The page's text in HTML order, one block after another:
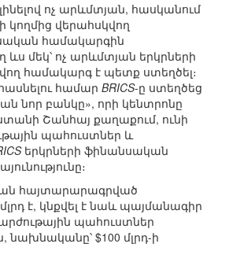
ոչ արևմտյան, հասկանում
կողմից վերահսկվող
համակարգին
մեկ՝ ոչ արևմտյան երկրների
համակարգ է պետք ստեղծել։
համար BRICS-ը ստեղծեց
նոր բանկը», որի կենտրոնը
Շանհայ քաղաքում, ունի
պահուստներ և
երկրների ֆինանսական
հայտարարագրված
է, կնքվել է նաև պայմանագիր
պահուստներ
նախնականը՝ $100 մլրդ-ի